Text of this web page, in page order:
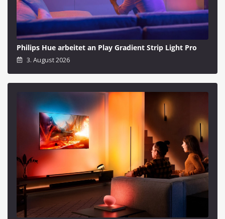
Philips Hue arbeitet an Play Gradient Strip Light Pro
3. August 2026